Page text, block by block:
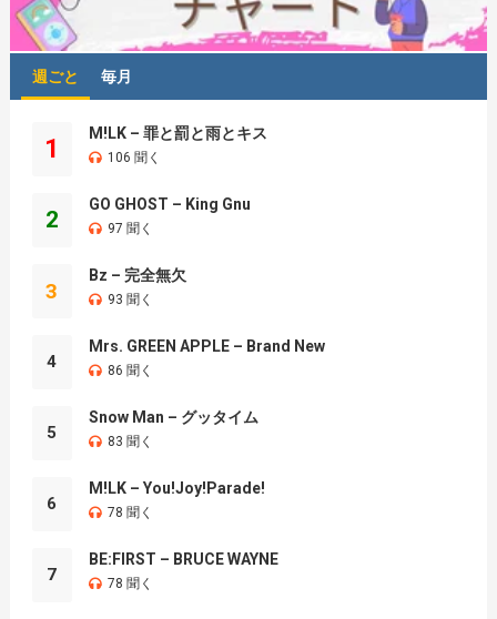
週ごと 毎月
1
M!LK – 罪と罰と雨とキス
106 聞く
2
GO GHOST – King Gnu
97 聞く
3
Bz – 完全無欠
93 聞く
4
Mrs. GREEN APPLE – Brand New
86 聞く
5
Snow Man – グッタイム
83 聞く
6
M!LK – You!Joy!Parade!
78 聞く
7
BE:FIRST – BRUCE WAYNE
78 聞く